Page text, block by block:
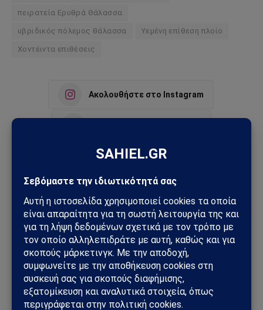
πειρατεία Ερυθρά Θάλασσα
υβριδικός πόλεμος θάλασσα Υεμένη επίθεση πλοίο
Χοντέιντα επιθέσεις
Ακολουθήστε στο Instagram
Sahiel Newsroom
Facebook
X
(Twitter)
PinterestInstagram
Tumblr
Το Sahiel.gr είναι ανεξάρτητη ψηφιακή πύλη ενημέρωσης
και ανάλυσης με έμφαση στη γεωπολιτική, τη διεθνή
ασφάλεια, τα εθνικά ζητήματα και τις διεθνείς εξελίξεις